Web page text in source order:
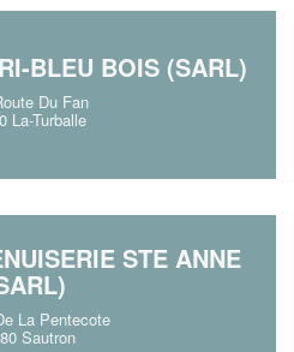
BLEU BOIS (SARL)
Du Fan
La-Turballe
STE ANNE
La Pentecote
Sautron